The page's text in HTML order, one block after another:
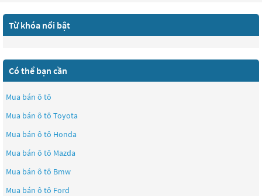
Từ khóa nổi bật
Có thể bạn cần
Mua bán ô tô
Mua bán ô tô Toyota
Mua bán ô tô Honda
Mua bán ô tô Mazda
Mua bán ô tô Bmw
Mua bán ô tô Ford